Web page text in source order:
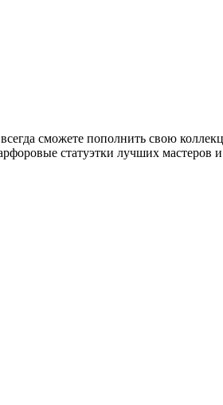
сможете пополнить свою
статуэтки лучших